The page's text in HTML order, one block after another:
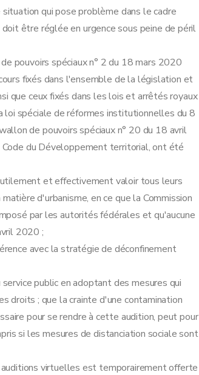
qui pose problème dans le cadre
être réglée en urgence sous peine de péril
pouvoirs spéciaux n° 2 du 18 mars 2020
fixés dans l'ensemble de la législation et
que ceux fixés dans les lois et arrêtés royaux
spéciale de réformes institutionnelles du 8
de pouvoirs spéciaux n° 20 du 18 avril
du Développement territorial, ont été
et effectivement valoir tous leurs
d'urbanisme, en ce que la Commission
par les autorités fédérales et qu'aucune
2020 ;
avec la stratégie de déconfinement
public en adoptant des mesures qui
droits ; que la crainte d'une contamination
pour se rendre à cette audition, peut pour
si les mesures de distanciation sociale sont
virtuelles est temporairement offerte